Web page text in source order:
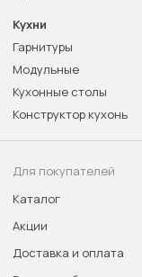
Кухни
Гарнитуры
Модульные
Кухонные столы
Конструктор кухонь
Для покупателей
Каталог
Акции
Доставка и оплата